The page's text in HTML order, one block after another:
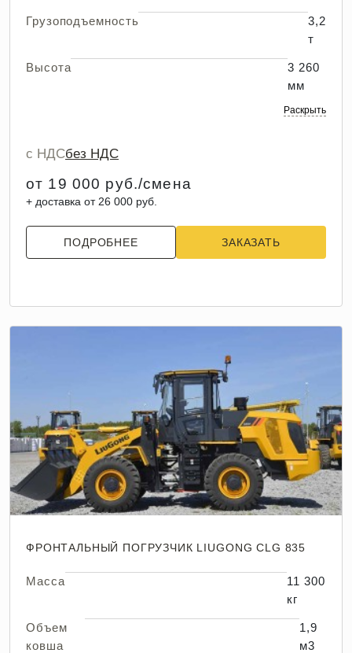
Грузоподъемность
3,2
т
Высота
3 260
мм
Раскрыть
с НДСбез НДС
от 19 000 руб./смена
+ доставка от 26 000 руб.
ПОДРОБНЕЕ ЗАКАЗАТЬ
ФРОНТАЛЬНЫЙ ПОГРУЗЧИК LIUGONG CLG 835
Масса
11 300
кг
Объем
ковша
1,9
м3